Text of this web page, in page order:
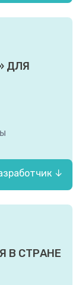
ДЛЯ
↓
В СТРАНЕ